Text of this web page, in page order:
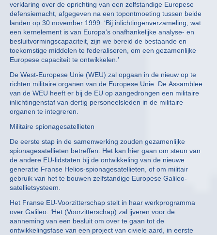
verklaring over de oprichting van een zelfstandige Europese
defensiemacht, afgegeven na een topontmoeting tussen beide
landen op 30 november 1999: ‘Bij inlichtingenverzameling, wat
een kernelement is van Europa’s onafhankelijke analyse- en
besluitvormingscapaciteit, zijn we bereid de bestaande en
toekomstige middelen te federaliseren, om een gezamenlijke
Europese capaciteit te ontwikkelen.’
De West-Europese Unie (WEU) zal opgaan in de nieuw op te
richten militaire organen van de Europese Unie. De Assamblee
van de WEU heeft er bij de EU op aangedrongen een militaire
inlichtingenstaf van dertig personeelsleden in de militaire
organen te integreren.
Militaire spionagesatellieten
De eerste stap in de samenwerking zouden gezamenlijke
spionagesatellieten betreffen. Het kan hier gaan om steun van
de andere EU-lidstaten bij de ontwikkeling van de nieuwe
generatie Franse Helios-spionagesatellieten, of om militair
gebruik van het te bouwen zelfstandige Europese Galileo-
satellietsysteem.
Het Franse EU-Voorzitterschap stelt in haar werkprogramma
over Galileo: ‘Het (Voorzitterschap) zal ijveren voor de
aanneming van een besluit om over te gaan tot de
ontwikkelingsfase van een project van civiele aard, in eerste